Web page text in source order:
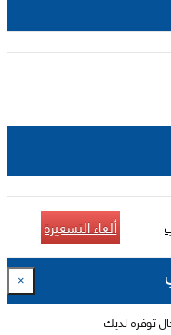
ألغاء التسعيرة
×
توفره لديك